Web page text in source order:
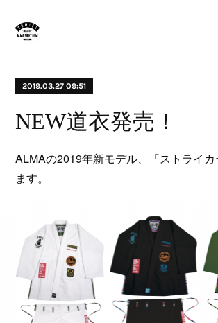
2019.03.27 09:51
NEW道衣発売！
ALMAの2019年新モデル、「ストライ
ます。